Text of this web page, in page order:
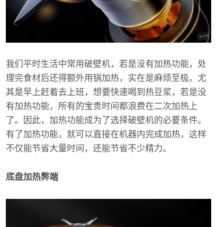
我们平时生活中常用破壁机，若是没有加热功能，处
理完食材后还得额外用锅加热，实在是麻烦至极。尤
其是早上赶着去上班，想要快速喝到热豆浆，若是没
有加热功能，所有的宝贵时间都浪费在二次加热上
了。因此，加热功能成为了选择破壁机的必要条件。
有了加热功能，就可以直接在机器内完成加热，这样
不仅能节省大量时间，还能节省不少精力。
底盘加热弊端